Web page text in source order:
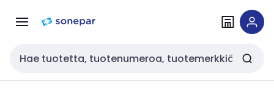
navigointiinsisältöön
Haku